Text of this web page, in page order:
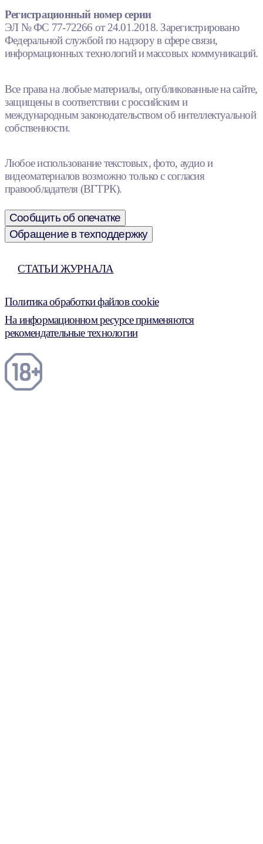
Регистрационный номер серии
ЭЛ № ФС 77-72266 от 24.01.2018. Зарегистрировано
Федеральной службой по надзору в сфере связи,
информационных технологий и массовых коммуникаций.
Все права на любые материалы, опубликованные на сайте,
защищены в соответствии с российским и
международным законодательством об интеллектуальной
собственности.
Любое использование текстовых, фото, аудио и
видеоматериалов возможно только с согласия
правообладателя (ВГТРК).
Сообщить об опечатке
Обращение в техподдержку
СТАТЬИ ЖУРНАЛА
Политика обработки файлов cookie
На информационном ресурсе применяются
рекомендательные технологии